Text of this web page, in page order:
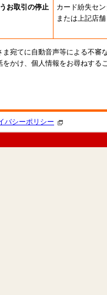
お取引の停止
カード紛失セ
または上記店舗
ま宛てに自動音声等による不審
かけ、個人情報をお尋ねする
バシーポリシー